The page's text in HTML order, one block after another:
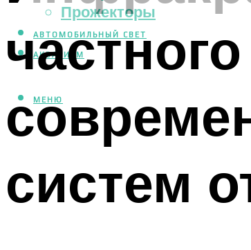
Прожекторы
АВТОМОБИЛЬНЫЙ СВЕТ
АКВАРИУМ
МЕНЮ
систем